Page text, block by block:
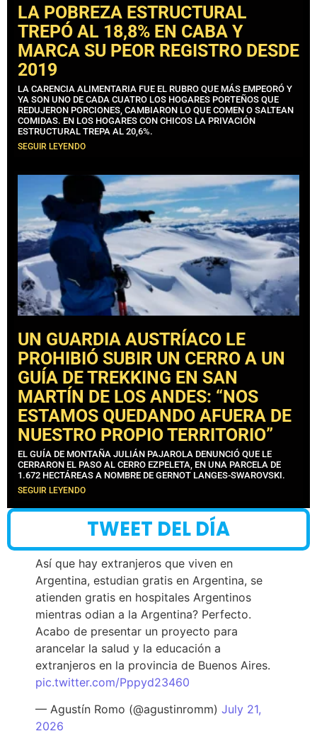
LA POBREZA ESTRUCTURAL
TREPÓ AL 18,8% EN CABA Y
MARCA SU PEOR REGISTRO DESDE
2019
LA CARENCIA ALIMENTARIA FUE EL RUBRO QUE MÁS EMPEORÓ Y
YA SON UNO DE CADA CUATRO LOS HOGARES PORTEÑOS QUE
REDUJERON PORCIONES, CAMBIARON LO QUE COMEN O SALTEAN
COMIDAS. EN LOS HOGARES CON CHICOS LA PRIVACIÓN
ESTRUCTURAL TREPA AL 20,6%.
SEGUIR LEYENDO
UN GUARDIA AUSTRÍACO LE
PROHIBIÓ SUBIR UN CERRO A UN
GUÍA DE TREKKING EN SAN
MARTÍN DE LOS ANDES: “NOS
ESTAMOS QUEDANDO AFUERA DE
NUESTRO PROPIO TERRITORIO”
EL GUÍA DE MONTAÑA JULIÁN PAJAROLA DENUNCIÓ QUE LE
CERRARON EL PASO AL CERRO EZPELETA, EN UNA PARCELA DE
1.672 HECTÁREAS A NOMBRE DE GERNOT LANGES-SWAROVSKI.
SEGUIR LEYENDO
TWEET DEL DÍA
Así que hay extranjeros que viven en
Argentina, estudian gratis en Argentina, se
atienden gratis en hospitales Argentinos
mientras odian a la Argentina? Perfecto.
Acabo de presentar un proyecto para
arancelar la salud y la educación a
extranjeros en la provincia de Buenos Aires.
pic.twitter.com/Pppyd23460
— Agustín Romo (@agustinromm) July 21,
2026